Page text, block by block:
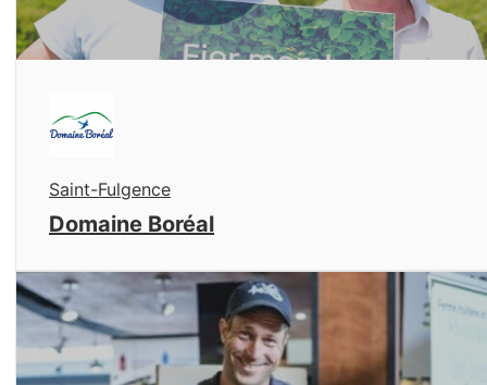
Saint-Fulgence
Domaine Boréal